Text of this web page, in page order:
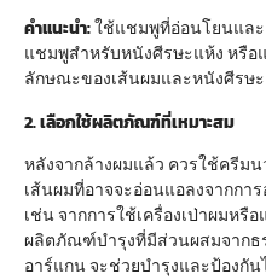
คำแนะนำ:ใช้แชมพูที่อ่อนโยนแล
แชมพูสำหรับหนังศีรษะแห้ง หรื
ลักษณะของเส้นผมและหนังศีรษะ
2. เลือกใช้ผลิตภัณฑ์ที่เหมาะสม
หลังจากล้างผมแล้ว ควรใช้ครีม
เส้นผมที่อาจจะอ่อนแอลงจากกา
เช่น จากการใช้เครื่องเป่าผมหรื
ผลิตภัณฑ์บำรุงที่มีส่วนผสมจากธ
อาร์แกน จะช่วยบำรุงและป้องกัน